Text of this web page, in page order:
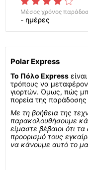
Μέσος χρόνος
- ημέρες
Polar Express
Το Πόλο Express
τρόπους να
γιορτών. Όμως, πώς
πορεία της
Με τη βοήθεια της
παρακολουθήσουμε
είμαστε βέβαιοι ότι
προορισμό τους
να κάνουμε αυτό το